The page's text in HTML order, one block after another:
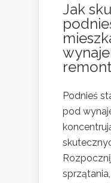
Jak
Podnieś
pod